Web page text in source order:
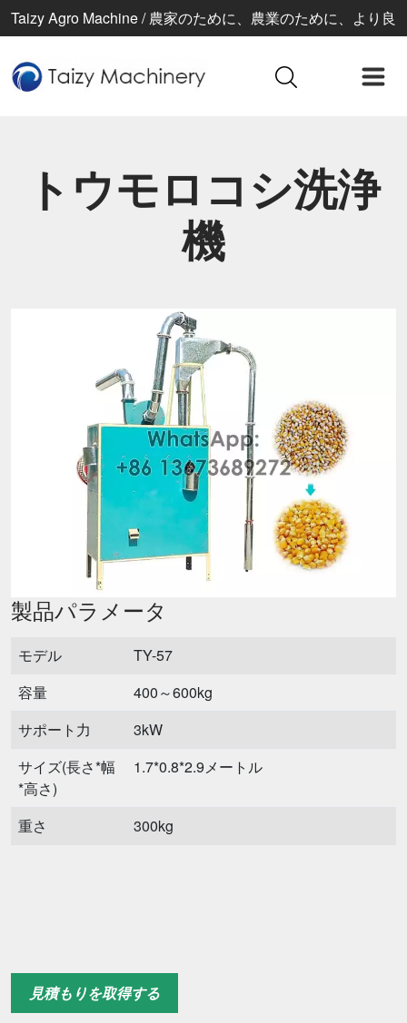
Taizy Agro Machine / 農家のために、農業のために、より良
トウモロコシ洗浄
機
製品パラメータ
モデル
TY-57
容量
400～600kg
サポート力
3kW
サイズ(長さ*幅
*高さ)
1.7*0.8*2.9メートル
重さ 300kg
見積もりを取得する